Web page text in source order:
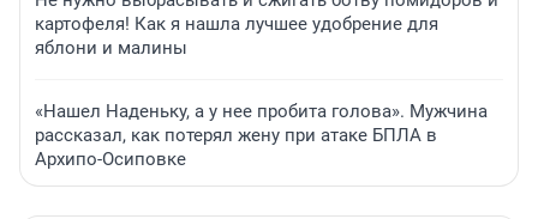
картофеля! Как я нашла лучшее удобрение для
яблони и малины
«Нашел Наденьку, а у нее пробита голова». Мужчина
рассказал, как потерял жену при атаке БПЛА в
Архипо-Осиповке